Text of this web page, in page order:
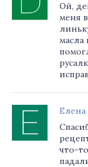
Ой,
меня
масла
Елена
что-